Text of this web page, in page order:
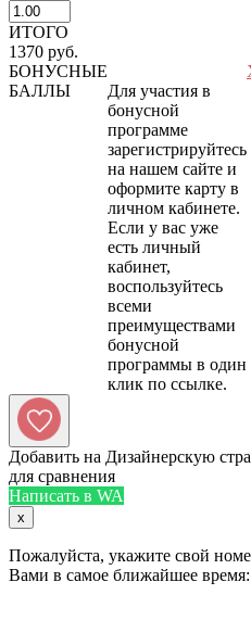
ИТОГО
1370 руб.
БОНУСНЫЕ
БАЛЛЫ
Для участия в
бонусной
программе
зарегистрируйтесь
на нашем сайте и
оформите карту в
личном кабинете.
Если у вас уже
есть личный
кабинет,
воспользуйтесь
всеми
преимуществами
бонусной
программы в один
Добавить на Дизайнерскую
для сравнения
Написать в WA
x
Пожалуйста, укажите свой
Вами в самое ближайшее время: